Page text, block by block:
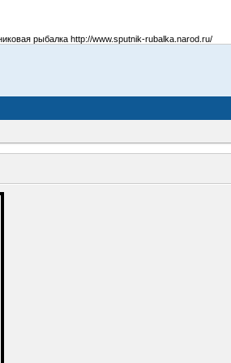
рыбалка http://www.sputnik-rubalka.narod.ru/